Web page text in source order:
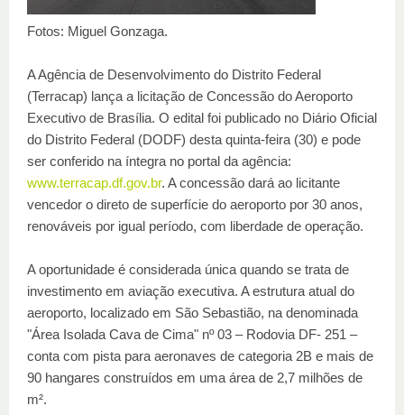
Fotos: Miguel Gonzaga.
A Agência de Desenvolvimento do Distrito Federal
(Terracap) lança a licitação de Concessão do Aeroporto
Executivo de Brasília. O edital foi publicado no Diário Oficial
do Distrito Federal (DODF) desta quinta-feira (30) e pode
ser conferido na íntegra no portal da agência:
www.terracap.df.gov.br. A concessão dará ao licitante
vencedor o direto de superfície do aeroporto por 30 anos,
renováveis por igual período, com liberdade de operação.
A oportunidade é considerada única quando se trata de
investimento em aviação executiva. A estrutura atual do
aeroporto, localizado em São Sebastião, na denominada
"Área Isolada Cava de Cima" nº 03 – Rodovia DF- 251 –
conta com pista para aeronaves de categoria 2B e mais de
90 hangares construídos em uma área de 2,7 milhões de
m².